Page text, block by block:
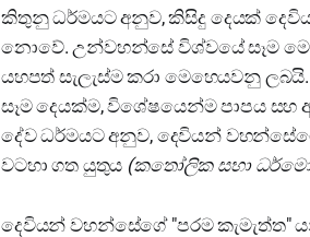
කිතුනු ධර්මයට අනුව, කිසිදු දෙයක්
නොවේ. උන්වහන්සේ විශ්වයේ සෑම
යහපත් සැලැස්ම කරා මෙහෙයවනු
සෑම දෙයක්ම, විශේෂයෙන්ම පාපය
දේව ධර්මයට අනුව, දෙවියන්
වටහා ගත යුතුය (කතෝලික සභා
දෙවියන් වහන්සේගේ "පරම